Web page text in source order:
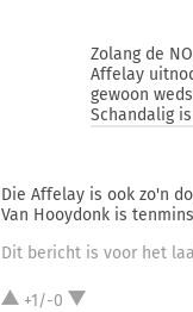
Zolang de
Affelay
gewoon
Schandalig
Die Affelay is ook zo'n
Van Hooydonk is
Dit bericht is voor het
+1/-0